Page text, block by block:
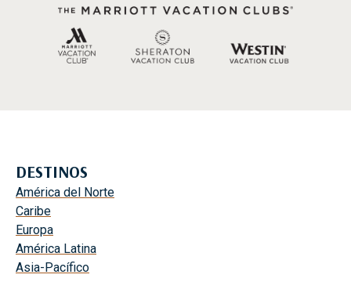
DESTINOS
América del Norte
Caribe
Europa
América Latina
Asia-Pacífico